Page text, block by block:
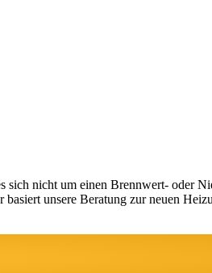
sich nicht um einen Brennwert- oder
unsere Beratung zur neuen